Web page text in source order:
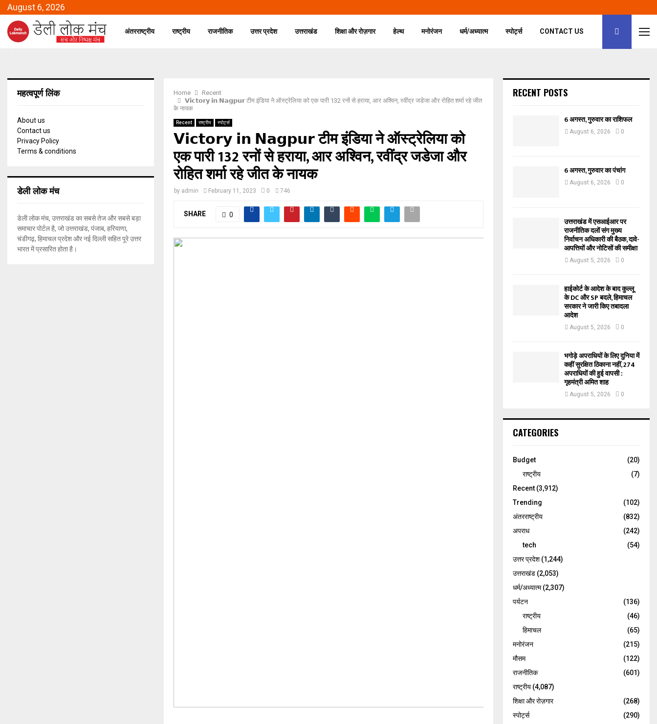
August 6, 2026
अंतरराष्ट्रीय राष्ट्रीय राजनीतिक उत्तर प्रदेश उत्तराखंड शिक्षा और रोज़गार हेल्थ मनोरंजन धर्म/अध्यात्म स्पोर्ट्स CONTACT US
Home
Recent
𝗩𝗶𝗰𝘁𝗼𝗿𝘆 𝗶𝗻 𝗡𝗮𝗴𝗽𝘂𝗿 टीम इंडिया ने ऑस्ट्रेलिया को एक पारी 132 रनों से हराया, आर अश्विन, रवींद्र जडेजा और रोहित शर्मा रहे जीत
के नायक
Recent राष्ट्रीय स्पोर्ट्स
𝗩𝗶𝗰𝘁𝗼𝗿𝘆 𝗶𝗻 𝗡𝗮𝗴𝗽𝘂𝗿 टीम इंडिया ने ऑस्ट्रेलिया को
एक पारी 132 रनों से हराया, आर अश्विन, रवींद्र जडेजा और
रोहित शर्मा रहे जीत के नायक
by admin February 11, 2023 0 746
SHARE 0
महत्वपूर्ण लिंक
About us
Contact us
Privacy Policy
Terms & conditions
डेली लोक मंच
डेली लोक मंच, उत्तराखंड का सबसे तेज और सबसे बड़ा
समाचार पोर्टल है, जो उत्तराखंड, पंजाब, हरियाणा,
चंडीगढ़, हिमाचल प्रदेश और नई दिल्ली सहित पूरे उत्तर
भारत में प्रसारित होता है।
RECENT POSTS
6 अगस्त, गुरुवार का राशिफल
August 6, 2026 0
6 अगस्त, गुरुवार का पंचांग
August 6, 2026 0
उत्तराखंड में एसआईआर पर
राजनीतिक दलों संग मुख्य
निर्वाचन अधिकारी की बैठक, दावे-
आपत्तियों और नोटिसों की समीक्षा
August 5, 2026 0
हाईकोर्ट के आदेश के बाद कुल्लू
के DC और SP बदले, हिमाचल
सरकार ने जारी किए तबादला
आदेश
August 5, 2026 0
भगोड़े अपराधियों के लिए दुनिया में
कहीं सुरक्षित ठिकाना नहीं, 274
अपराधियों की हुई वापसी :
गृहमंत्री अमित शाह
August 5, 2026 0
CATEGORIES
Budget
(20)
राष्ट्रीय
(7)
Recent (3,912)
Trending
(102)
अंतरराष्ट्रीय
(832)
अपराध
(242)
tech
(54)
उत्तर प्रदेश(1,244)
उत्तराखंड (2,053)
धर्म/अध्यात्म(2,307)
पर्यटन
(136)
राष्ट्रीय
(46)
हिमाचल
(65)
मनोरंजन
(215)
मौसम
(122)
राजनीतिक
(601)
राष्ट्रीय (4,087)
शिक्षा और रोज़गार
(268)
स्पोर्ट्स
(290)